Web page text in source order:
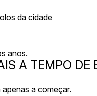
da cidade
anos.
A TEMPO
a começar.